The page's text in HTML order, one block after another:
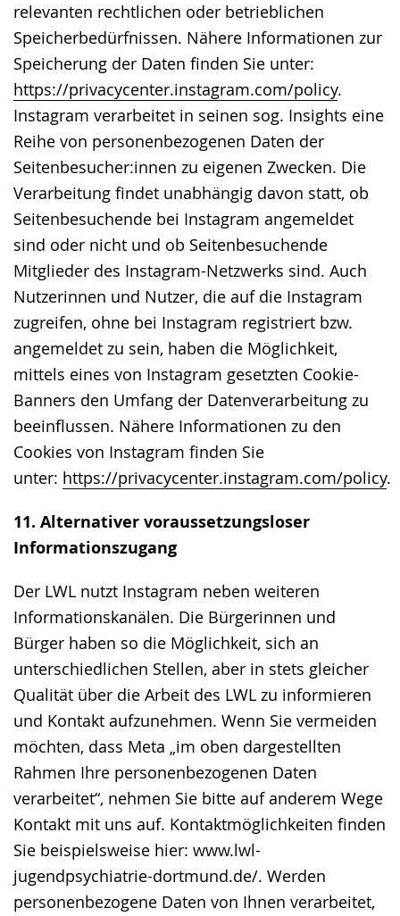
relevanten rechtlichen oder betrieblichen
Speicherbedürfnissen. Nähere Informationen zur
Speicherung der Daten finden Sie unter:
https://privacycenter.instagram.com/policy.
Instagram verarbeitet in seinen sog. Insights eine
Reihe von personenbezogenen Daten der
Seitenbesucher:innen zu eigenen Zwecken. Die
Verarbeitung findet unabhängig davon statt, ob
Seitenbesuchende bei Instagram angemeldet
sind oder nicht und ob Seitenbesuchende
Mitglieder des Instagram-Netzwerks sind. Auch
Nutzerinnen und Nutzer, die auf die Instagram
zugreifen, ohne bei Instagram registriert bzw.
angemeldet zu sein, haben die Möglichkeit,
mittels eines von Instagram gesetzten Cookie-
Banners den Umfang der Datenverarbeitung zu
beeinflussen. Nähere Informationen zu den
Cookies von Instagram finden Sie
unter: https://privacycenter.instagram.com/policy.
11. Alternativer voraussetzungsloser
Informationszugang
Der LWL nutzt Instagram neben weiteren
Informationskanälen. Die Bürgerinnen und
Bürger haben so die Möglichkeit, sich an
unterschiedlichen Stellen, aber in stets gleicher
Qualität über die Arbeit des LWL zu informieren
und Kontakt aufzunehmen. Wenn Sie vermeiden
möchten, dass Meta „im oben dargestellten
Rahmen Ihre personenbezogenen Daten
verarbeitet“, nehmen Sie bitte auf anderem Wege
Kontakt mit uns auf. Kontaktmöglichkeiten finden
Sie beispielsweise hier: www.lwl-
jugendpsychiatrie-dortmund.de/. Werden
personenbezogene Daten von Ihnen verarbeitet,